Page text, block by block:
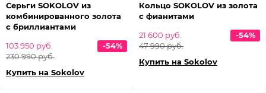
Серьги SOKOLOV из
комбинированного золота
с бриллиантами
103 950 руб.
230 990 руб.
-54%
Купить на Sokolov
Кольцо SOKOLOV из золота
с фианитами
21 600 руб.
47 990 руб.
-54%
Купить на Sokolov